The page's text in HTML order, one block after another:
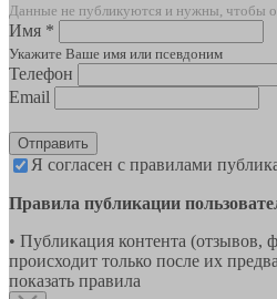
Данные не публикуются и нужны, чтобы
Имя *
Укажите Ваше имя или псевдоним
Телефон
Email
Отправить
Я согласен с правилами
Правила публикации
• Публикация контента (отзывов,
происходит только после их
показать правила